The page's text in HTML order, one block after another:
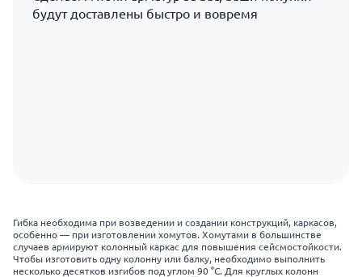
будут доставлены быстро и вовремя
Гибка необходима при возведении и создании конструкций, каркасов,
особенно — при изготовлении хомутов. Хомутами в большинстве
случаев армируют колонный каркас для повышения сейсмостойкости.
Чтобы изготовить одну колонну или балку, необходимо выполнить
несколько десятков изгибов под углом 90 °C. Для круглых колонн